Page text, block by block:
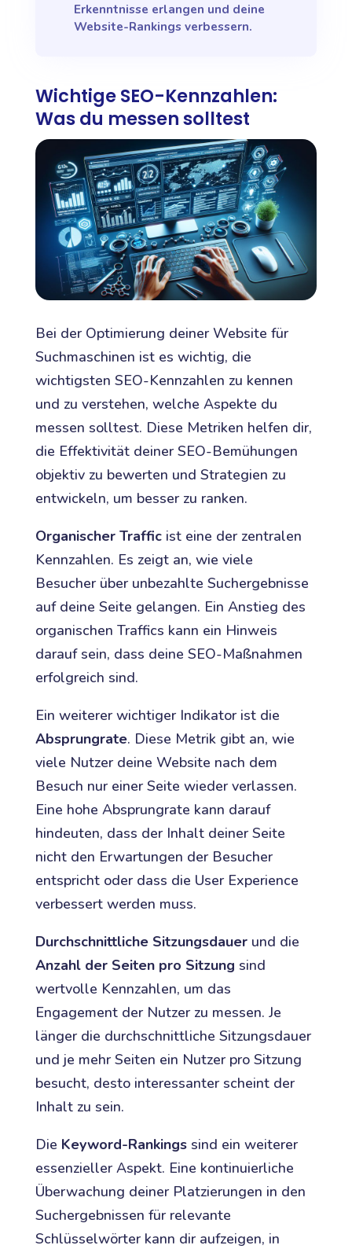
Erkenntnisse erlangen und deine
Website-Rankings verbessern.
Wichtige SEO-Kennzahlen:
Was du messen solltest
Bei der Optimierung deiner Website für
Suchmaschinen ist es wichtig, die
wichtigsten SEO-Kennzahlen zu kennen
und zu verstehen, welche Aspekte du
messen solltest. Diese Metriken helfen dir,
die Effektivität deiner SEO-Bemühungen
objektiv zu bewerten und Strategien zu
entwickeln, um besser zu ranken.
Organischer Trafficist eine der zentralen
Kennzahlen. Es zeigt an, wie viele
Besucher über unbezahlte Suchergebnisse
auf deine Seite gelangen. Ein Anstieg des
organischen Traffics kann ein Hinweis
darauf sein, dass deine SEO-Maßnahmen
erfolgreich sind.
Ein weiterer wichtiger Indikator ist die
Absprungrate. Diese Metrik gibt an, wie
viele Nutzer deine Website nach dem
Besuch nur einer Seite wieder verlassen.
Eine hohe Absprungrate kann darauf
hindeuten, dass der Inhalt deiner Seite
nicht den Erwartungen der Besucher
entspricht oder dass die User Experience
verbessert werden muss.
Durchschnittliche Sitzungsdauerund die
Anzahl der Seiten pro Sitzung sind
wertvolle Kennzahlen, um das
Engagement der Nutzer zu messen. Je
länger die durchschnittliche Sitzungsdauer
und je mehr Seiten ein Nutzer pro Sitzung
besucht, desto interessanter scheint der
Inhalt zu sein.
Die Keyword-Rankingssind ein weiterer
essenzieller Aspekt. Eine kontinuierliche
Überwachung deiner Platzierungen in den
Suchergebnissen für relevante
Schlüsselwörter kann dir aufzeigen, in